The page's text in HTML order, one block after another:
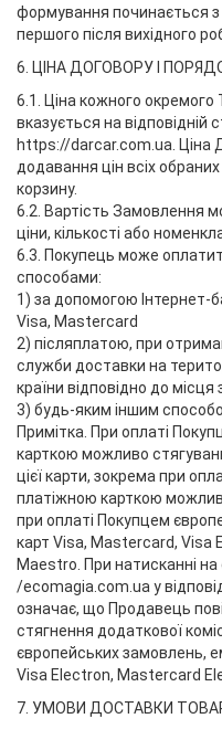
формування починається з
першого після вихідного
6. ЦІНА ДОГОВОРУ І
6.1. Ціна кожного
вказується на відповідній
https://darcar.com.ua. Ціна
додавання цін всіх
корзину.
6.2. Вартість Замовлення
ціни, кількості або
6.3. Покупець може
способами:
1) за допомогою Інтернет-
Visa, Mastercard
2) післяплатою, при
служби доставки на
країни відповідно до
3) будь-яким іншим
Примітка. При оплаті
карткою можливо
цієї карти, зокрема при
платіжною карткою
при оплаті Покупцем
карт Visa, Mastercard, Visa
Maestro. При натисканні
/ecomagia.com.ua у
означає, що Продавець
стягнення додаткової
європейських замовлень,
Visa Electron, Mastercard
7. УМОВИ ДОСТАВКИ